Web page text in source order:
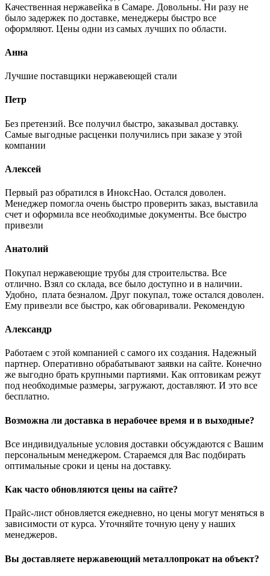
Качественная нержавейка в Самаре. Довольны. Ни разу не
было задержек по доставке, менеджеры быстро все
оформляют. Цены одни из самых лучших по области.
Анна
Лучшие поставщики нержавеющей стали
Петр
Без претензий. Все получил быстро, заказывал доставку.
Самые выгодные расценки получились при заказе у этой
компании
Алексей
Первый раз обратился в ИноксНао. Остался доволен.
Менеджер помогла очень быстро проверить заказ, выставила
счет и оформила все необходимые документы. Все быстро
привезли
Анатолий
Покупал нержавеющие трубы для строительства. Все
отлично. Взял со склада, все было доступно и в наличии.
Удобно, плата безналом. Друг покупал, тоже остался доволен.
Ему привезли все быстро, как обговаривали. Рекомендую
Александр
Работаем с этой компанией с самого их создания. Надежный
партнер. Оперативно обрабатывают заявки на сайте. Конечно
же выгодно брать крупными партиями. Как оптовикам режут
под необходимые размеры, загружают, доставляют. И это все
бесплатно.
Возможна ли доставка в нерабочее время и в выходные?
Все индивидуальные условия доставки обсуждаются с Вашим
персональным менеджером. Стараемся для Вас подбирать
оптимальные сроки и цены на доставку.
Как часто обновляются цены на сайте?
Прайс-лист обновляется ежедневно, но цены могут меняться в
зависимости от курса. Уточняйте точную цену у наших
менеджеров.
Вы доставляете нержавеющий металлопрокат на объект?